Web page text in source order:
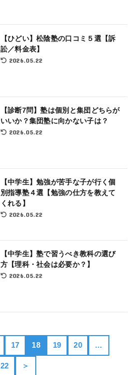
【ひどい】松陰塾の口コミ５選【訴
訟／料金表】
2026.05.22
【診断7問】塾は個別と集団どちらが
いいか？集団塾に向かない子は？
2026.05.22
【中学生】勉強が苦手な子が行く個
別指導塾４選【勉強の仕方を教えて
くれる】
2026.05.22
【中学生】塾で習うべき教科の選び
方【理科・社会は必要か？】
2026.05.22
17 18 19 20 …
22 ＞